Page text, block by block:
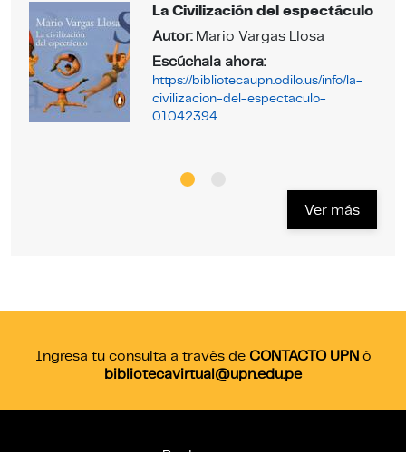
La Civilización del espectáculo
Autor:Mario Vargas Llosa
Escúchala ahora:
https://bibliotecaupn.odilo.us/info/la-
civilizacion-del-espectaculo-
01042394
Ver más
Ingresa tu consulta a través de CONTACTO UPNó
bibliotecavirtual@upn.edu.pe